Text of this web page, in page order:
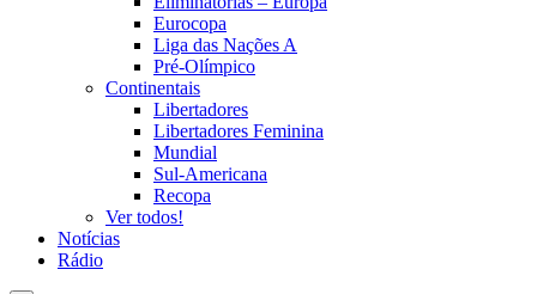
Eurocopa
Liga das Nações A
Pré-Olímpico
Continentais
Libertadores
Libertadores Feminina
Mundial
Sul-Americana
Recopa
Ver todos!
Notícias
Rádio